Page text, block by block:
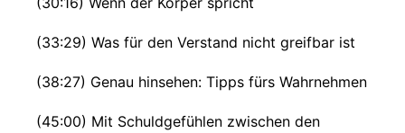
(33:29) Was für den Verstand nicht greifbar ist
(38:27) Genau hinsehen: Tipps fürs Wahrnehmen
(45:00) Mit Schuldgefühlen zwischen den